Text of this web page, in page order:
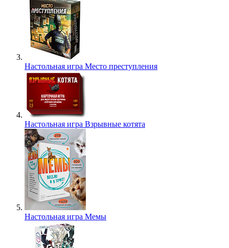
Настольная игра Место преступления
Настольная игра Взрывные котята
Настольная игра Мемы